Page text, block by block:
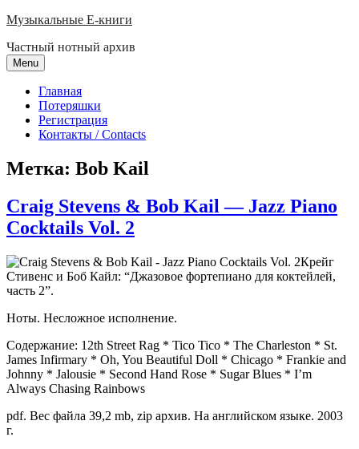
Skip
content
Музыкальные E-книги
Частный нотный архив
Menu
Главная
Потеряшки
Регистрация
Контакты / Contacts
Метка: Bob Kail
Craig Stevens & Bob Kail — Jazz Piano
Cocktails Vol. 2
Крейг
Стивенс и Боб Кайл: “Джазовое фортепиано для коктейлей,
часть 2”.
Ноты. Несложное исполнение.
Содержание: 12th Street Rag * Tico Tico * The Charleston * St.
James Infirmary * Oh, You Beautiful Doll * Chicago * Frankie and
Johnny * Jalousie * Second Hand Rose * Sugar Blues * I’m
Always Chasing Rainbows
pdf. Вес файла 39,2 mb, zip архив. На английском языке. 2003
г.